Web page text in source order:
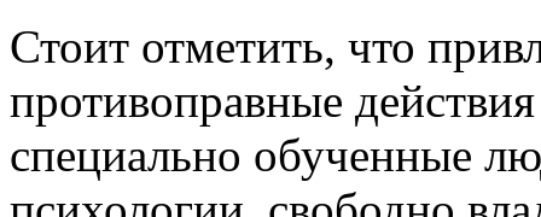
Стоит отметить, что
противоправные
специально обученные